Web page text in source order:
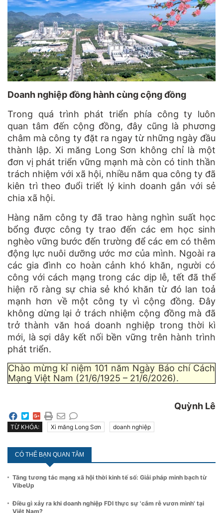
Doanh nghiệp đồng hành cùng cộng đồng
Trong quá trình phát triển phía công ty luôn
quan tâm đến cộng đồng, đây cũng là phương
châm mà công ty đặt ra ngay từ những ngày đầu
thành lập. Xi măng Long Sơn không chỉ là một
đơn vị phát triển vững mạnh mà còn có tinh thần
trách nhiệm với xã hội, nhiều năm qua công ty đã
kiên trì theo đuổi triết lý kinh doanh gắn với sẻ
chia xã hội.
Hàng năm công ty đã trao hàng nghìn suất học
bổng được công ty trao đến các em học sinh
nghèo vững bước đến trường để các em có thêm
động lực nuôi dưỡng ước mơ của mình. Ngoài ra
các gia đình co hoàn cảnh khó khăn, người có
công với cách mạng trong các dịp lễ, tết đã thể
hiện rõ ràng sự chia sẻ khó khăn từ đó lan toả
mạnh hơn về một công ty vì cộng đồng. Đây
không dừng lại ở trách nhiệm cộng đồng mà đã
trở thành văn hoá doanh nghiệp trong thời kì
mới, là sợi dây kết nối bền vững trên hành trình
phát triển.
Chào mừng kỉ niệm 101 năm Ngày Báo chí Cách
Mạng Việt Nam (21/6/1925 – 21/6/2026).
Quỳnh Lê
TỪ KHÓA: Xi măng Long Sơn doanh nghiệp
CÓ THỂ BẠN QUAN TÂM
Tăng tương tác mạng xã hội thời kinh tế số: Giải pháp minh bạch từ
VibeUp
Điều gì xảy ra khi doanh nghiệp FDI thực sự 'cắm rễ vươn mình' tại
Việt Nam?